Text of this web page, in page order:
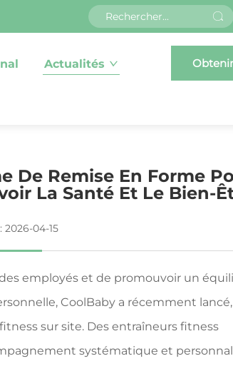
Actualités
De Remise En Forme
La Santé Et Le Bien-
2026-04-15
employés et de promouvoir un
CoolBaby a récemment lancé,
sur site. Des entraîneurs fitness
systématique et